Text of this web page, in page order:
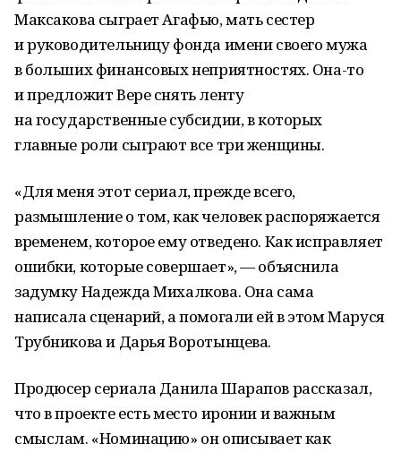
Максакова сыграет Агафью, мать сестер
и руководительницу фонда имени своего мужа
в больших финансовых неприятностях. Она-то
и предложит Вере снять ленту
на государственные субсидии, в которых
главные роли сыграют все три женщины.
«Для меня этот сериал, прежде всего,
размышление о том, как человек распоряжается
временем, которое ему отведено. Как исправляет
ошибки, которые совершает», — объяснила
задумку Надежда Михалкова. Она сама
написала сценарий, а помогали ей в этом Маруся
Трубникова и Дарья Воротынцева.
Продюсер сериала Данила Шарапов рассказал,
что в проекте есть место иронии и важным
смыслам. «Номинацию» он описывает как